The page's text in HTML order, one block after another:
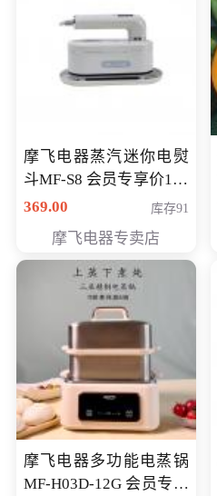
摩飞电器蒸汽迷你电熨
斗MF-S8 会员专享价168
元
369.00 库存91
摩飞电器专卖店
摩飞电器多功能电蒸锅
MF-H03D-12G 会员专享